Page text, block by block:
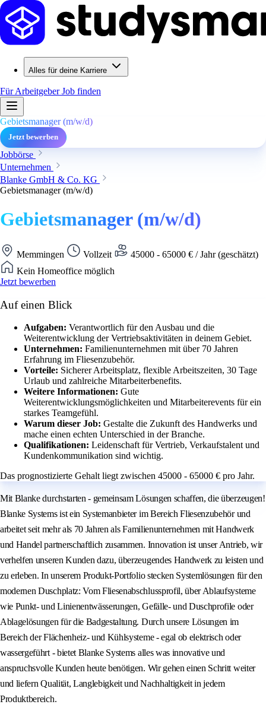
Alles für deine Karriere
Für ArbeitgeberJob finden
Gebietsmanager (m/w/d)
Jetzt bewerben
Jobbörse
Unternehmen
Blanke GmbH & Co. KG
Gebietsmanager (m/w/d)
Gebietsmanager (m/w/d)
Memmingen Vollzeit
45000 - 65000 € / Jahr (geschätzt)
Kein Homeoffice möglich
Jetzt bewerben
Auf einen Blick
Aufgaben: Verantwortlich für den Ausbau und die
Weiterentwicklung der Vertriebsaktivitäten in deinem Gebiet.
Unternehmen: Familienunternehmen mit über 70 Jahren
Erfahrung im Fliesenzubehör.
Vorteile: Sicherer Arbeitsplatz, flexible Arbeitszeiten, 30 Tage
Urlaub und zahlreiche Mitarbeiterbenefits.
Weitere Informationen: Gute
Weiterentwicklungsmöglichkeiten und Mitarbeiterevents für ein
starkes Teamgefühl.
Warum dieser Job: Gestalte die Zukunft des Handwerks und
mache einen echten Unterschied in der Branche.
Qualifikationen: Leidenschaft für Vertrieb, Verkaufstalent und
Kundenkommunikation sind wichtig.
Das prognostizierte Gehalt liegt zwischen 45000 - 65000 € pro Jahr.
Mit Blanke durchstarten - gemeinsam Lösungen schaffen, die überzeugen!
Blanke Systems ist ein Systemanbieter im Bereich Fliesenzubehör und
arbeitet seit mehr als 70 Jahren als Familienunternehmen mit Handwerk
und Handel partnerschaftlich zusammen. Innovation ist unser Antrieb, wir
verhelfen unseren Kunden dazu, überzeugendes Handwerk zu leisten und
zu erleben. In unserem Produkt-Portfolio stecken Systemlösungen für den
modernen Duschplatz: Vom Fliesenabschlussprofil, über Ablaufsysteme
wie Punkt- und Linienentwässerungen, Gefälle- und Duschprofile oder
Ablagelösungen für die Badgestaltung. Durch unsere Lösungen im
Bereich der Flächenheiz- und Kühlsysteme - egal ob elektrisch oder
wassergeführt - bietet Blanke Systems alles was innovative und
anspruchsvolle Kunden heute benötigen. Wir gehen einen Schritt weiter
und liefern Qualität, Langlebigkeit und Nachhaltigkeit in jedem
Produktbereich.